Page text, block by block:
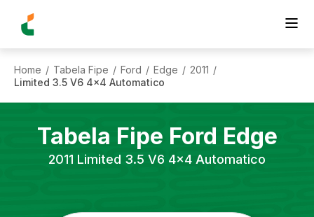
Home / Tabela Fipe / Ford / Edge / 2011 /
Limited 3.5 V6 4x4 Automatico
Tabela Fipe Ford Edge
2011 Limited 3.5 V6 4x4 Automatico